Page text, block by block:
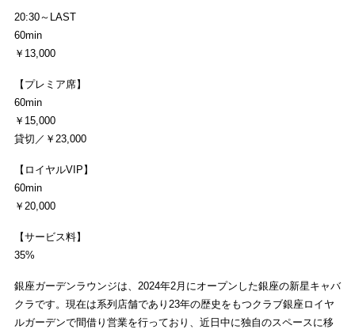
20:30～LAST
60min
￥13,000
【プレミア席】
60min
￥15,000
貸切／￥23,000
【ロイヤルVIP】
60min
￥20,000
【サービス料】
35%
銀座ガーデンラウンジは、2024年2月にオープンした銀座の新星キャバ
クラです。現在は系列店舗であり23年の歴史をもつクラブ銀座ロイヤ
ルガーデンで間借り営業を行っており、近日中に独自のスペースに移